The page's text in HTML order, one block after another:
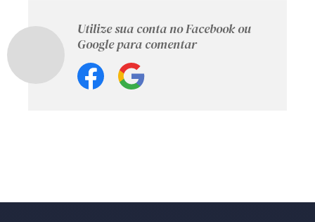
Utilize sua conta no Facebook ou
Google para comentar